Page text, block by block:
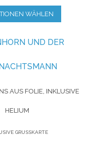
WÄHLEN
UND DER
AUS FOLIE, INKLUSIVE
HELIUM
GRUSSKARTE